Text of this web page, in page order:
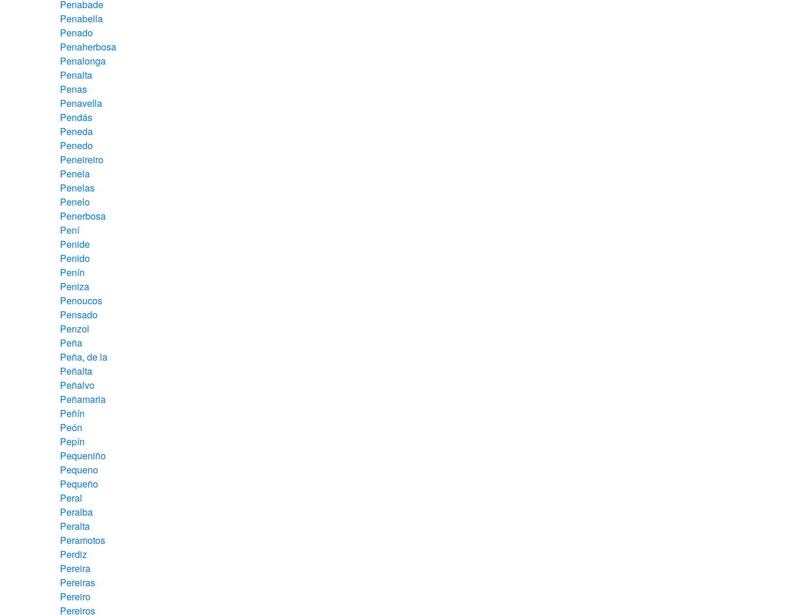
Penabade
Penabella
Penado
Penaherbosa
Penalonga
Penalta
Penas
Penavella
Pendás
Peneda
Penedo
Peneireiro
Penela
Penelas
Penelo
Penerbosa
Pení
Penide
Penido
Penín
Peniza
Penoucos
Pensado
Penzol
Peña
Peña, de la
Peñalta
Peñalvo
Peñamaria
Peñín
Peón
Pepín
Pequeniño
Pequeno
Pequeño
Peral
Peralba
Peralta
Peramotos
Perdiz
Pereira
Pereiras
Pereiro
Pereiros